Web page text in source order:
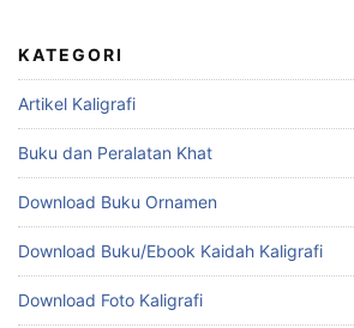
KATEGORI
Artikel Kaligrafi
Buku dan Peralatan Khat
Download Buku Ornamen
Download Buku/Ebook Kaidah Kaligrafi
Download Foto Kaligrafi